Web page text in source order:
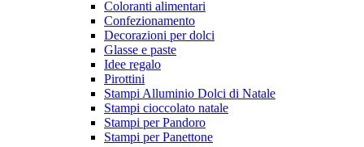
Coloranti alimentari
Confezionamento
Decorazioni per dolci
Glasse e paste
Idee regalo
Pirottini
Stampi Alluminio Dolci di Natale
Stampi cioccolato natale
Stampi per Pandoro
Stampi per Panettone